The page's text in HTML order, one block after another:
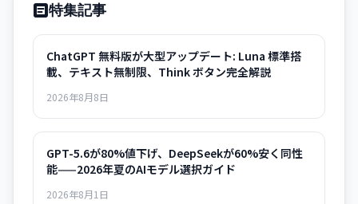
特集記事
ChatGPT 無料版が大型アップデート: Luna 標準搭
載、テキスト無制限、Think ボタン完全解説
2026年8月8日
GPT-5.6が80%値下げ、DeepSeekが60%安く同性
能——2026年夏のAIモデル選択ガイド
2026年8月1日